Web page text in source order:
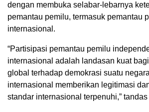
dengan membuka selabar-lebarnya
pemantau pemilu, termasuk pemantau
internasional.
“Partisipasi pemantau pemilu
internasional adalah landasan kuat
global terhadap demokrasi suatu
internasional memberikan legitimasi
standar internasional terpenuhi,”